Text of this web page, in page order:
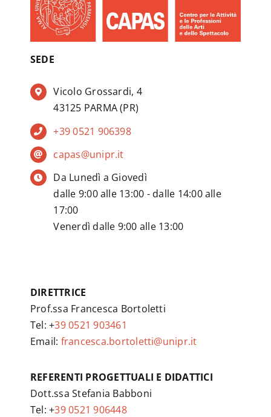
SEDE
Vicolo Grossardi, 4
43125 PARMA (PR)
+39 0521 906398
capas@unipr.it
Da Lunedì a Giovedì
dalle 9:00 alle 13:00 - dalle 14:00 alle
17:00
Venerdì dalle 9:00 alle 13:00
DIRETTRICE
Prof.ssa Francesca Bortoletti
Tel: +39 0521 903461
Email: francesca.bortoletti@unipr.it
REFERENTI PROGETTUALI E DIDATTICI
Dott.ssa Stefania Babboni
Tel: +39 0521 906448